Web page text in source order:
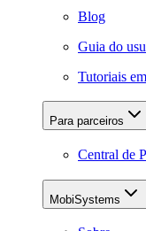
Blog
Guia do
Tutoriais
Para parceiros
Central de
MobiSystems